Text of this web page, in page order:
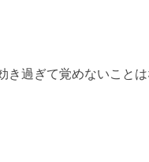
過ぎて覚めないこと